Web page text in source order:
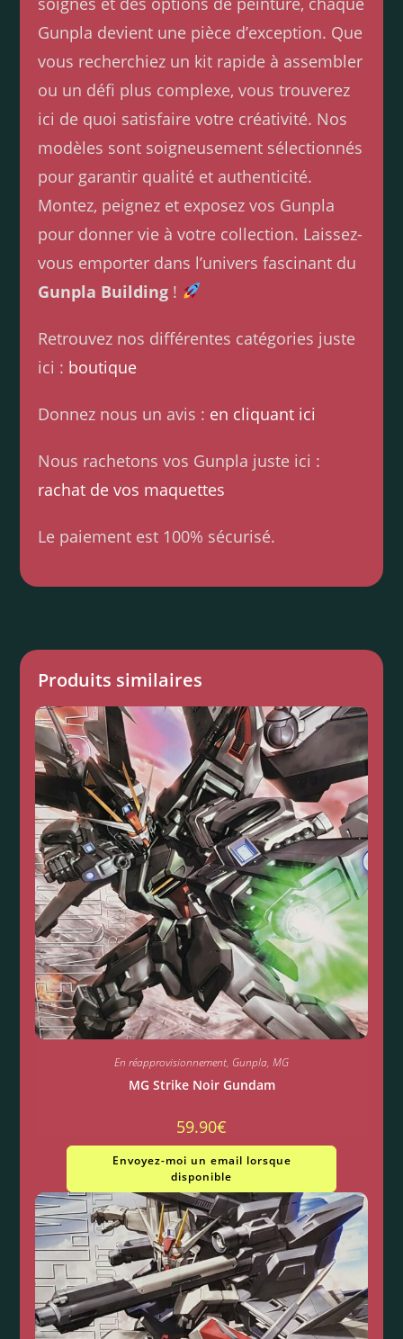
Gunpla devient une pièce d’exception. Que
vous recherchiez un kit rapide à assembler
ou un défi plus complexe, vous trouverez
ici de quoi satisfaire votre créativité. Nos
modèles sont soigneusement sélectionnés
pour garantir qualité et authenticité.
Montez, peignez et exposez vos Gunpla
pour donner vie à votre collection. Laissez-
vous emporter dans l’univers fascinant du
Gunpla Building !
Retrouvez nos différentes catégories juste
ici : boutique
Donnez nous un avis : en cliquant ici
Nous rachetons vos Gunpla juste ici :
rachat de vos maquettes
Le paiement est 100% sécurisé.
Produits similaires
En réapprovisionnement, Gunpla, MG
MG Strike Noir Gundam
59.90€
Envoyez-moi un email lorsque
disponible